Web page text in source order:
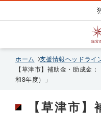
ホーム
支援情報ヘッドライ
【草津市】補助金・助成金
和8年度）」
【草津市】